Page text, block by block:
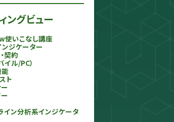
ングビュー
いこなし講座
ジケーター
契約
イル/PC）
能
ト
イン分析系インジケータ